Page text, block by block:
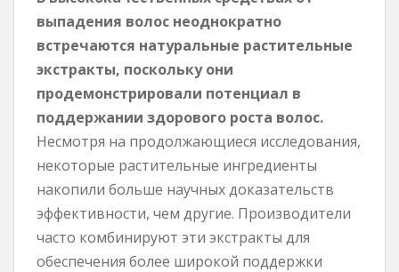
выпадения волос неоднократно
встречаются натуральные растительные
экстракты, поскольку они
продемонстрировали потенциал в
поддержании здорового роста волос.
Несмотря на продолжающиеся исследования,
некоторые растительные ингредиенты
накопили больше научных доказательств
эффективности, чем другие. Производители
часто комбинируют эти экстракты для
обеспечения более широкой поддержки